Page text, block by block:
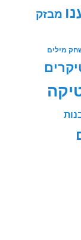
מבזק
מילים